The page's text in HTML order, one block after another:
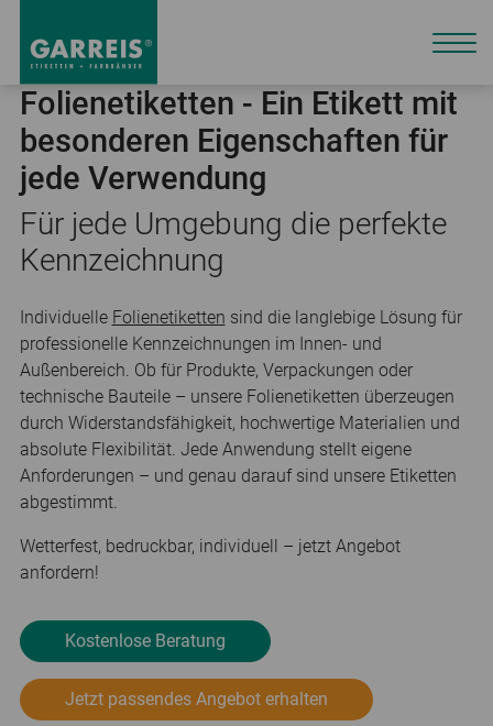
Folienetiketten - Ein Etikett mit
besonderen Eigenschaften für
jede Verwendung
Für jede Umgebung die perfekte
Kennzeichnung
Individuelle Folienetiketten sind die langlebige Lösung für
professionelle Kennzeichnungen im Innen- und
Außenbereich. Ob für Produkte, Verpackungen oder
technische Bauteile – unsere Folienetiketten überzeugen
durch Widerstandsfähigkeit, hochwertige Materialien und
absolute Flexibilität. Jede Anwendung stellt eigene
Anforderungen – und genau darauf sind unsere Etiketten
abgestimmt.
Wetterfest, bedruckbar, individuell – jetzt Angebot
anfordern!
Kostenlose Beratung
Jetzt passendes Angebot erhalten